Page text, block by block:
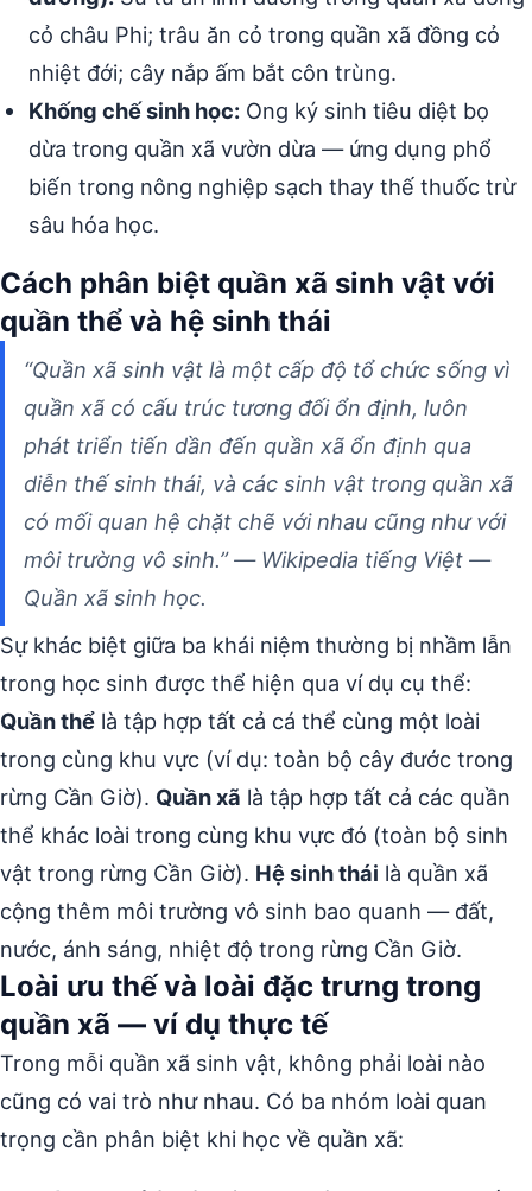
cỏ châu Phi; trâu ăn cỏ trong quần xã đồng cỏ
nhiệt đới; cây nắp ấm bắt côn trùng.
Khống chế sinh học: Ong ký sinh tiêu diệt bọ
dừa trong quần xã vườn dừa — ứng dụng phổ
biến trong nông nghiệp sạch thay thế thuốc trừ
sâu hóa học.
Cách phân biệt quần xã sinh vật với
quần thể và hệ sinh thái
“Quần xã sinh vật là một cấp độ tổ chức sống vì
quần xã có cấu trúc tương đối ổn định, luôn
phát triển tiến dần đến quần xã ổn định qua
diễn thế sinh thái, và các sinh vật trong quần xã
có mối quan hệ chặt chẽ với nhau cũng như với
môi trường vô sinh.” — Wikipedia tiếng Việt —
Quần xã sinh học.
Sự khác biệt giữa ba khái niệm thường bị nhầm lẫn
trong học sinh được thể hiện qua ví dụ cụ thể:
Quần thể là tập hợp tất cả cá thể cùng một loài
trong cùng khu vực (ví dụ: toàn bộ cây đước trong
rừng Cần Giờ). Quần xã là tập hợp tất cả các quần
thể khác loài trong cùng khu vực đó (toàn bộ sinh
vật trong rừng Cần Giờ). Hệ sinh thái là quần xã
cộng thêm môi trường vô sinh bao quanh — đất,
nước, ánh sáng, nhiệt độ trong rừng Cần Giờ.
Loài ưu thế và loài đặc trưng trong
quần xã — ví dụ thực tế
Trong mỗi quần xã sinh vật, không phải loài nào
cũng có vai trò như nhau. Có ba nhóm loài quan
trọng cần phân biệt khi học về quần xã: